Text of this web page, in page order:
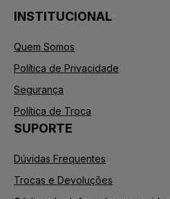
INSTITUCIONAL
Quem Somos
Política de Privacidade
Segurança
Política de Troca
SUPORTE
Dúvidas Frequentes
Trocas e Devoluções